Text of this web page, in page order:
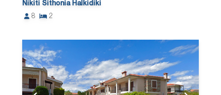
Nikiti Sithonia Halkidiki
8
2